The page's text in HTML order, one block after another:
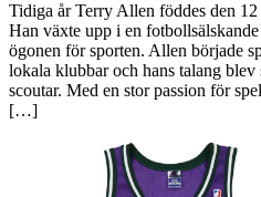
Tidiga år Terry Allen föddes den
Han växte upp i en
ögonen för sporten. Allen började
lokala klubbar och hans talang blev
scoutar. Med en stor passion för
[…]